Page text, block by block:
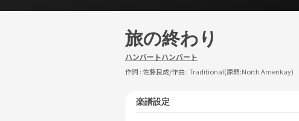
旅の終わり
ハンバートハンバート
作詞 :佐藤良成/作曲 :Traditional(原題:North Amerikay)
楽譜設定